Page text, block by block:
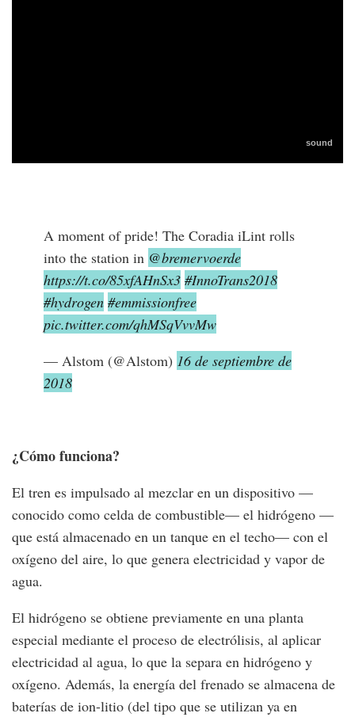
A moment of pride! The Coradia iLint rolls
into the station in @bremervoerde
https://t.co/85xfAHnSx3 #InnoTrans2018
#hydrogen #emmissionfree
pic.twitter.com/qhMSqVvvMw
— Alstom (@Alstom) 16 de septiembre de
2018
¿Cómo funciona?
El tren es impulsado al mezclar en un dispositivo —
conocido como celda de combustible— el hidrógeno —
que está almacenado en un tanque en el techo— con el
oxígeno del aire, lo que genera electricidad y vapor de
agua.
El hidrógeno se obtiene previamente en una planta
especial mediante el proceso de electrólisis, al aplicar
electricidad al agua, lo que la separa en hidrógeno y
oxígeno. Además, la energía del frenado se almacena de
baterías de ion-litio (del tipo que se utilizan ya en